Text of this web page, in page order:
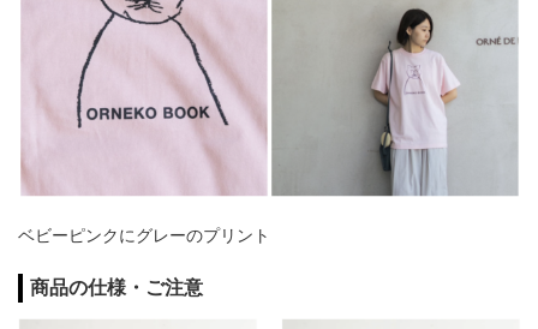
ベビーピンクにグレーのプリント
商品の仕様・ご注意